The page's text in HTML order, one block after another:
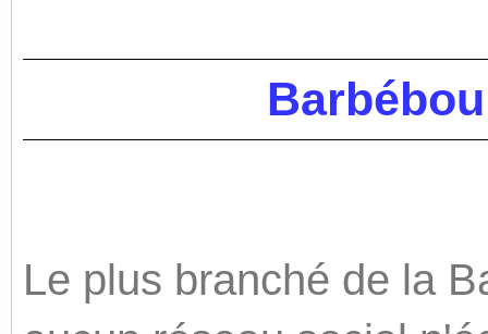
Le plus branché de la